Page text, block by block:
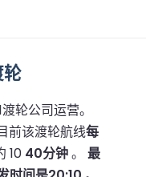
轮公司运营。
前该渡轮航线每
10 40分钟。 最